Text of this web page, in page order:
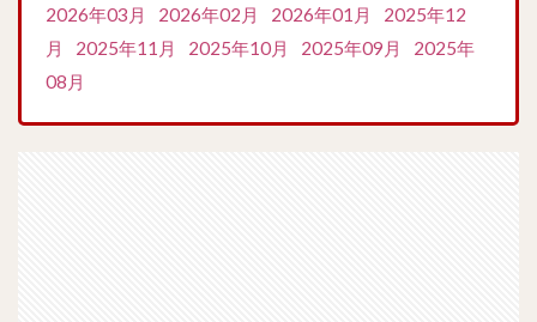
2026年03月 2026年02月 2026年01月
2025年12
月
2025年11月 2025年10月 2025年09月
2025年
08月